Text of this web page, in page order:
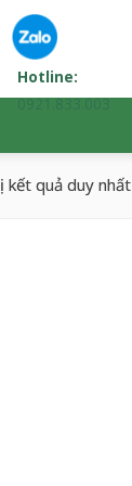
Hotline:
0921.833.003
kết quả duy nhất